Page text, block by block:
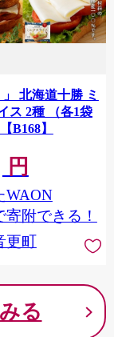
」 北海道十勝 ミ
ス 2種 （各1袋
B168】
円
WAON
寄附できる！
更町
る